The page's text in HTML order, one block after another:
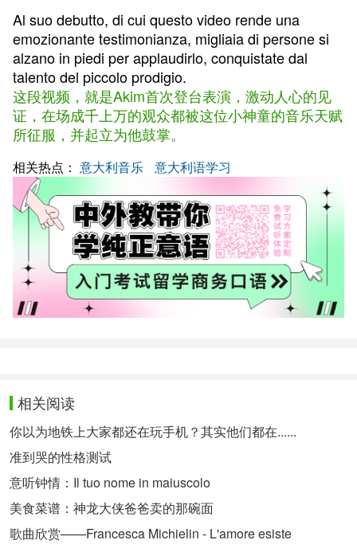
Al suo debutto, di cui questo video rende una
emozionante testimonianza, migliaia di persone si
alzano in piedi per applaudirlo, conquistate dal
talento del piccolo prodigio.
这段视频，就是Akim首次登台表演，激动人心的见
证，在场成千上万的观众都被这位小神童的音乐天赋
所征服，并起立为他鼓掌。
相关热点： 意大利音乐 意大利语学习
相关阅读
你以为地铁上大家都还在玩手机？其实他们都在......
准到哭的性格测试
意听钟情：Il tuo nome in maiuscolo
美食菜谱：神龙大侠爸爸卖的那碗面
歌曲欣赏——Francesca Michielin - L'amore esiste